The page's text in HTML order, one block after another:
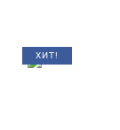
ХИТ!